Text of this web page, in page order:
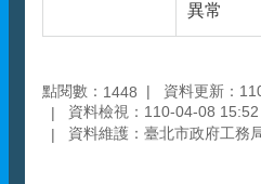
異常
點閱數： 1448
資料更新：
資料檢視：110-04-08 15:52
資料維護：臺北市政府工務